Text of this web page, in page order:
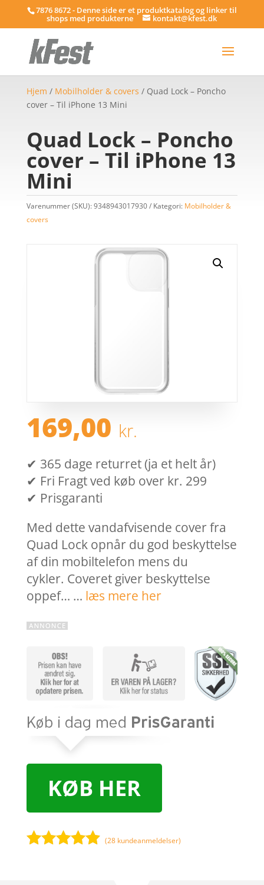
7876 8672 - Denne side er et produktkatalog og linker til
shops med produkterne kontakt@kfest.dk
Hjem / Mobilholder & covers / Quad Lock – Poncho
cover – Til iPhone 13 Mini
Quad Lock – Poncho
cover – Til iPhone 13
Mini
Varenummer (SKU):9348943017930 Kategori: Mobilholder &
covers
169,00 kr.
✔ 365 dage returret (ja et helt år)
✔ Fri Fragt ved køb over kr. 299
✔ Prisgaranti
Med dette vandafvisende cover fra
Quad Lock opnår du god beskyttelse
af din mobiltelefon mens du
cykler. Coveret giver beskyttelse
oppef… … læs mere her
KØB HER
(28 kundeanmeldelser)